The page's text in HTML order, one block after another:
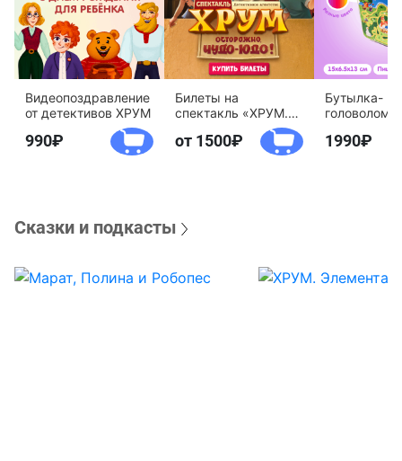
Видеопоздравление
от детективов ХРУМ
990
Билеты на
спектакль «ХРУМ.
Осторожно, Чудо-
Юдо!»
от 1500
Бутылка-
агентство
1990
Сказки и подкасты